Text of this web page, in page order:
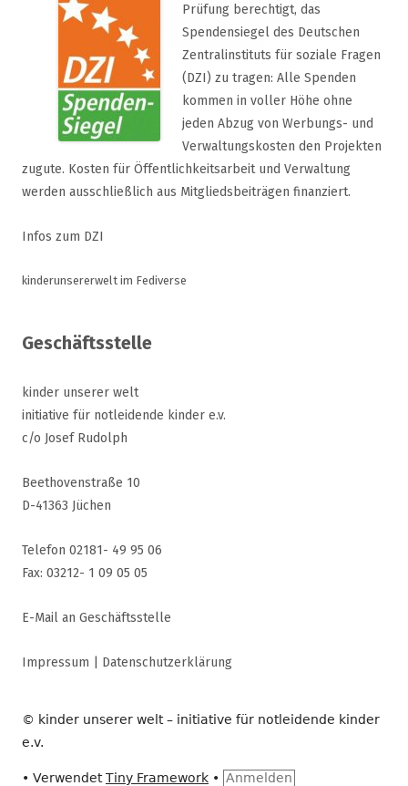
Prüfung berechtigt, das
Spendensiegel des Deutschen
Zentralinstituts für soziale Fragen
(DZI) zu tragen: Alle Spenden
kommen in voller Höhe ohne
jeden Abzug von Werbungs- und
Verwaltungskosten den Projekten
zugute. Kosten für Öffentlichkeitsarbeit und Verwaltung
werden ausschließlich aus Mitgliedsbeiträgen finanziert.
Infos zum DZI
kinderunsererwelt im Fediverse
Geschäftsstelle
kinder unserer welt
initiative für notleidende kinder e.v.
c/o Josef Rudolph
Beethovenstraße 10
D-41363 Jüchen
Telefon 02181- 49 95 06
Fax: 03212- 1 09 05 05
E-Mail an Geschäftsstelle
Impressum Datenschutzerklärung
© kinder unserer welt – initiative für notleidende kinder
e.v.
• VerwendetTiny Framework • Anmelden